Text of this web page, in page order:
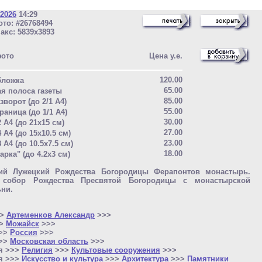
14:29
#26768494
5839x3893
Цена у.е.
120.00
полоса газеты
65.00
(до 2/1 A4)
85.00
(до 1/1 A4)
55.00
A4 (до 21x15 см)
30.00
A4 (до 15x10.5 см)
27.00
A4 (до 10.5x7.5 см)
23.00
(до 4.2x3 см)
18.00
Лужецкий Рождества Богородицы Ферапонтов монастырь.
Рождества Пресвятой Богородицы с монастырской
Артеменков Александр >>>
Можайск >>>
Россия >>>
Московская область >>>
>>> Религия >>> Культовые сооружения >>>
>>> Искусство и культура >>> Архитектура >>> Памятники